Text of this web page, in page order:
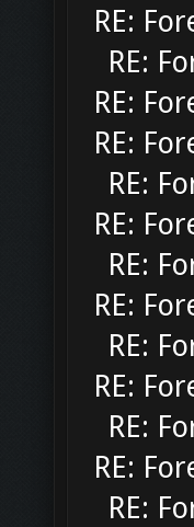
RE:
RE:
RE:
RE:
RE:
RE:
RE:
RE:
RE:
RE:
RE:
RE:
RE: